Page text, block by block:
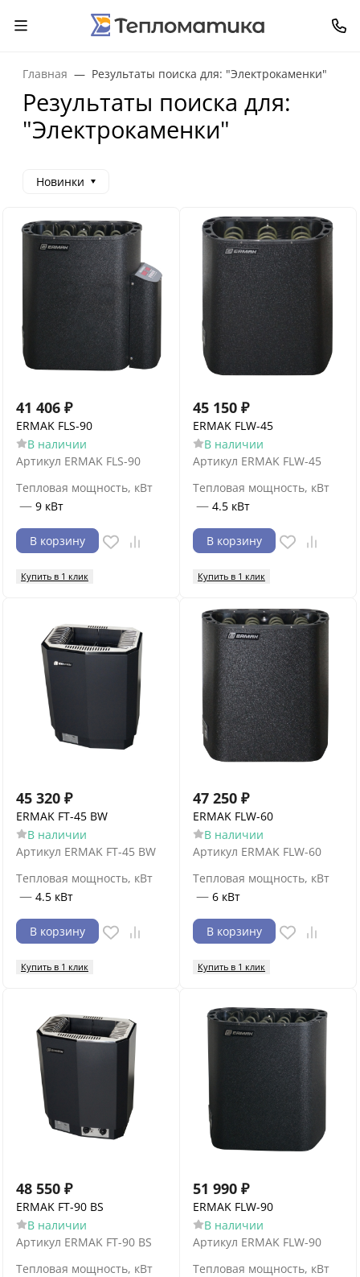
Главная Результаты поиска для: "Электрокаменки"
Результаты поиска для:
"Электрокаменки"
Новинки
41 406 ₽
ERMAK FLS-90
В наличии
Артикул ERMAK FLS-90
Тепловая мощность, кВт
— 9 кВт
В корзину
Купить в 1 клик
45 150 ₽
ERMAK FLW-45
В наличии
Артикул ERMAK FLW-45
Тепловая мощность, кВт
— 4.5 кВт
В корзину
Купить в 1 клик
45 320 ₽
ERMAK FT-45 BW
В наличии
Артикул ERMAK FT-45 BW
Тепловая мощность, кВт
— 4.5 кВт
В корзину
Купить в 1 клик
47 250 ₽
ERMAK FLW-60
В наличии
Артикул ERMAK FLW-60
Тепловая мощность, кВт
— 6 кВт
В корзину
Купить в 1 клик
48 550 ₽
ERMAK FT-90 BS
В наличии
Артикул ERMAK FT-90 BS
Тепловая мощность, кВт
51 990 ₽
ERMAK FLW-90
В наличии
Артикул ERMAK FLW-90
Тепловая мощность, кВт